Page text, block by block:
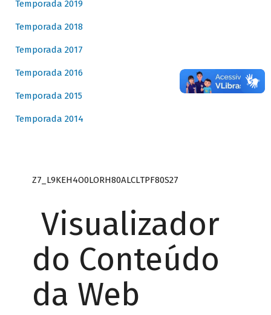
Temporada 2019
Temporada 2018
Temporada 2017
Temporada 2016
Temporada 2015
Temporada 2014
Z7_L9KEH4O0LORH80ALCLTPF80S27
Visualizador
do Conteúdo
da Web